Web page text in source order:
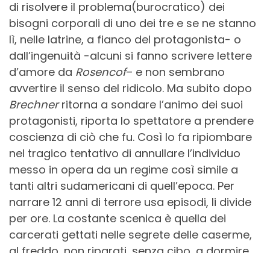
di risolvere il problema(burocratico) dei
bisogni corporali di uno dei tre e se ne stanno
lì, nelle latrine, a fianco del protagonista- o
dall’ingenuità -alcuni si fanno scrivere lettere
d’amore da Rosencof– e non sembrano
avvertire il senso del ridicolo. Ma subito dopo
Brechnerritorna a sondare l’animo dei suoi
protagonisti, riporta lo spettatore a prendere
coscienza di ciò che fu. Così lo fa ripiombare
nel tragico tentativo di annullare l’individuo
messo in opera da un regime così simile a
tanti altri sudamericani di quell’epoca. Per
narrare 12 anni di terrore usa episodi, li divide
per ore. La costante scenica è quella dei
carcerati gettati nelle segrete delle caserme,